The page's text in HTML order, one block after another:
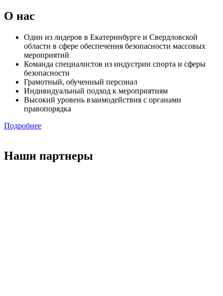
О нас
Один из лидеров в Екатеринбурге и Свердловской
области в сфере обеспечения безопасности массовых
мероприятий
Команда специалистов из индустрии спорта и сферы
безопасности
Грамотный, обученный персонал
Индивидуальный подход к мероприятиям
Высокий уровень взаимодействия с органами
правопорядка
Подробнее
Наши партнеры